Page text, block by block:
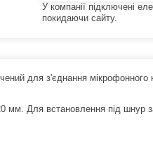
У компанії підключені
покидаючи сайту.
для з'єднання
мм. Для встановлення під шнур